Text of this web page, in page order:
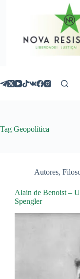
Tag Geopolítica
Autores,
Alain de Benoist –
Spengler